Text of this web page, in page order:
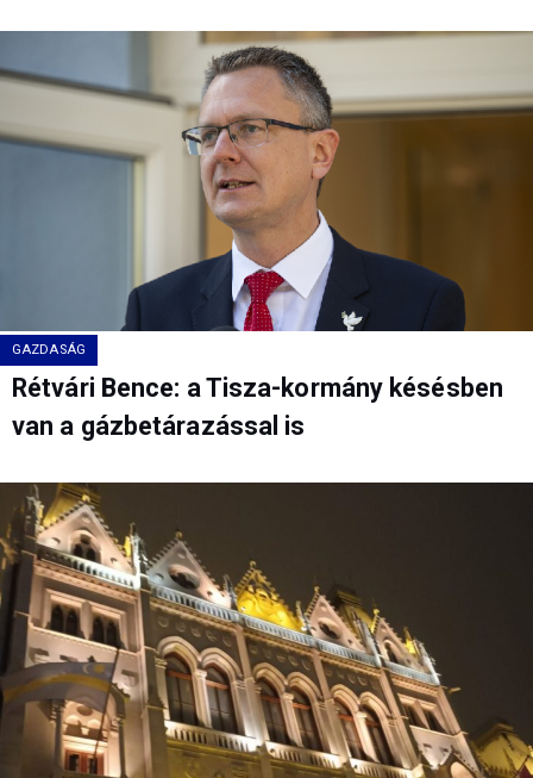
GAZDASÁG
Rétvári Bence: a Tisza-kormány késésben
van a gázbetárazással is